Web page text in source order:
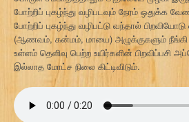
போற்றிப் புகழ்ந்து வழிபடவும் நேரம் ஒதுக்க
போற்றிப் புகழ்ந்து வழிபட்டு வந்தால்
(ஆணவம், கன்மம், மாயை) அழுக்குகளும் நீங்கி
உள்ளம் தெளிவு பெற்ற உயிர்களின் பிறவிப்பசி
இல்லாத மோட்ச நிலை கிட்டிவிடும்.